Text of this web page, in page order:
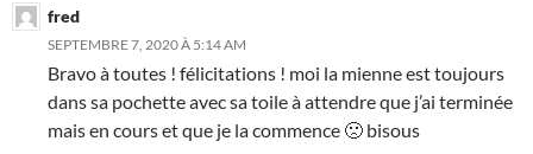
fred
SEPTEMBRE 7, 2020 À 5:14 AM
Bravo à toutes ! félicitations ! moi la mienne est toujours
dans sa pochette avec sa toile à attendre que j’ai terminée
mais en cours et que je la commence 🙁 bisous